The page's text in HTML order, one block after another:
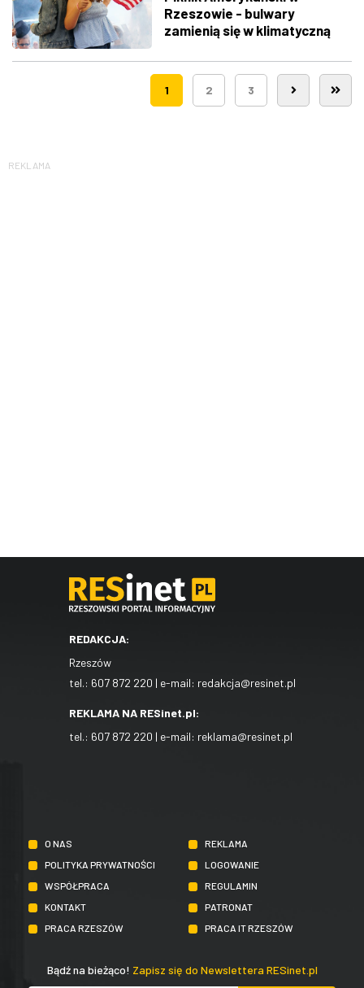
Rzeszowie - bulwary
zamienią się w klimatyczną
1 2 3
REKLAMA
REDAKCJA:
Rzeszów
tel.: 607 872 220 | e-mail: redakcja@resinet.pl
REKLAMA NA RESinet.pl:
tel.: 607 872 220 | e-mail: reklama@resinet.pl
O NAS
REKLAMA
POLITYKA PRYWATNOŚCI
LOGOWANIE
WSPÓŁPRACA
REGULAMIN
KONTAKT
PATRONAT
PRACA RZESZÓW
PRACA IT RZESZÓW
Bądź na bieżąco! Zapisz się do Newslettera RESinet.pl